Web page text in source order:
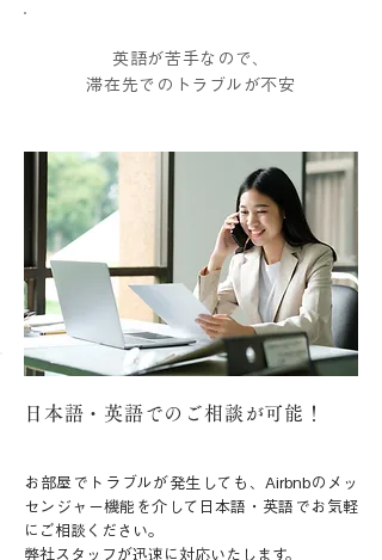
英語が苦手なので、
滞在先でのトラブルが不安
日本語・英語でのご相談が可能！
お部屋でトラブルが発生しても、Airbnbのメッ
センジャー機能を介して 日本語・英語でお気軽
にご相談ください。
弊社スタッフが迅速に対応いたします。